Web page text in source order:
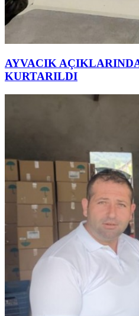
AYVACIK
KURTARILDI